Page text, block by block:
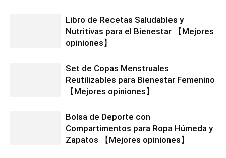
Libro de Recetas Saludables y
Nutritivas para el Bienestar 【Mejores
opiniones】
Set de Copas Menstruales
Reutilizables para Bienestar Femenino
【Mejores opiniones】
Bolsa de Deporte con
Compartimentos para Ropa Húmeda y
Zapatos 【Mejores opiniones】